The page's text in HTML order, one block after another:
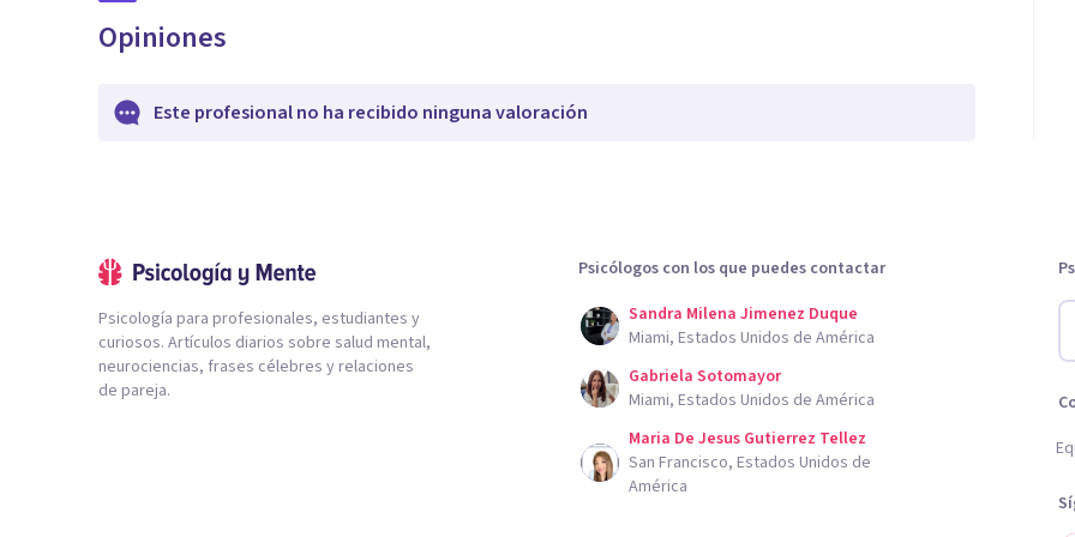
Opiniones
Este profesional no ha recibido ninguna valoración
Psicología para profesionales, estudiantes y
curiosos. Artículos diarios sobre salud mental,
neurociencias, frases célebres y relaciones
de pareja.
Psicólogos con los que puedes contactar
Sandra Milena Jimenez Duque
Miami, Estados Unidos de América
Gabriela Sotomayor
Miami, Estados Unidos de América
Maria De Jesus Gutierrez Tellez
San Francisco, Estados Unidos de
América